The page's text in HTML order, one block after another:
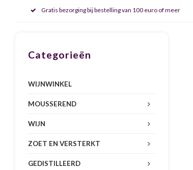
Gratis bezorging bij bestelling van 100 euro of meer
Categorieën
WIJNWINKEL
MOUSSEREND
WIJN
ZOET EN VERSTERKT
GEDISTILLEERD